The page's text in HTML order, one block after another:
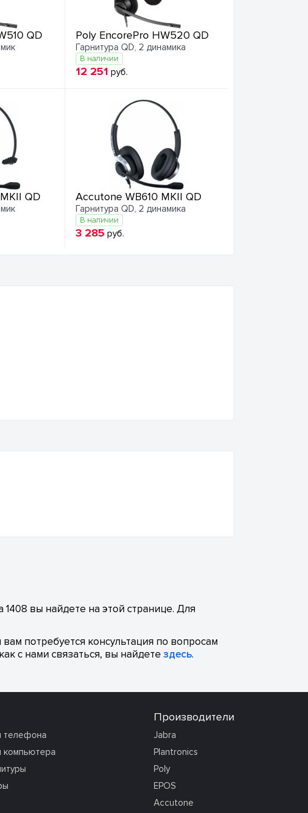
QD Poly EncorePro HW520 QD
Гарнитура QD, 2 динамика
В наличии
12 251 руб.
QD Accutone WB610 MKII QD
Гарнитура QD, 2 динамика
В наличии
3 285 руб.
вы найдете на этой странице. Для
потребуется консультация по вопросам
с нами связаться, вы найдете здесь.
телефона
компьютера
Производители
Jabra
Plantronics
Poly
EPOS
Accutone